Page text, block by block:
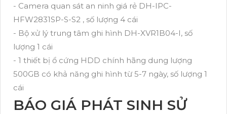
- Camera quan sát an ninh giá rẻ DH-IPC-
HFW2831SP-S-S2 , số lượng 4 cái
- Bộ xử lý trung tâm ghi hình DH-XVR1B04-I, số
lượng 1 cái
- 1 thiết bị ổ cứng HDD chính hãng dung lượng
500GB có khả năng ghi hình từ 5-7 ngày, số lượng 1
cái
BÁO GIÁ PHÁT SINH SỬ